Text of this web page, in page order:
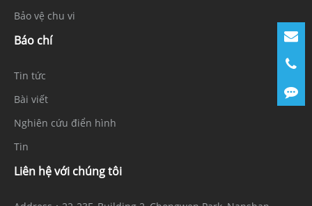
Bảo vệ chu vi
Báo chí
Tin tức
Bài viết
Nghiên cứu điển hình
Tin
Liên hệ với chúng tôi